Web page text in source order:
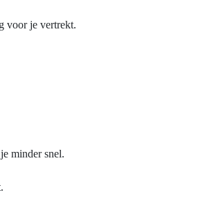
voor je vertrekt.
minder snel.